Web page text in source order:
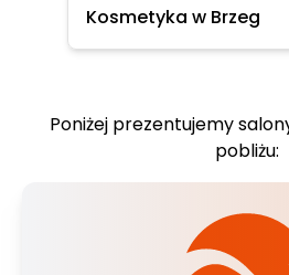
Kosmetyka w Brzeg
Poniżej prezentujemy
pobliżu: